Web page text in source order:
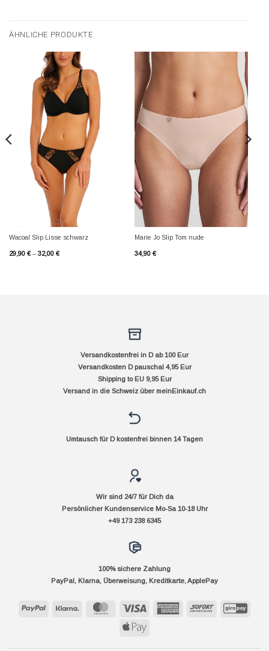
ÄHNLICHE PRODUKTE
Wacoal Slip Lisse schwarz
29,90 €– 32,00 €
Marie Jo Slip Tom nude
34,90 €
Versandkostenfrei in D ab 100 Eur
Versandkosten D pauschal 4,95 Eur
Shipping to EU 9,95 Eur
Versand in die Schweiz über meinEinkauf.ch
Umtausch für D kostenfrei binnen 14 Tagen
Wir sind 24/7 für Dich da
Persönlicher Kundenservice Mo-Sa 10-18 Uhr
+49 173 238 6345
100% sichere Zahlung
PayPal, Klarna, Überweisung, Kreditkarte, ApplePay
PayPal Klarna MasterCard Visa
AmericanSofort
Apple